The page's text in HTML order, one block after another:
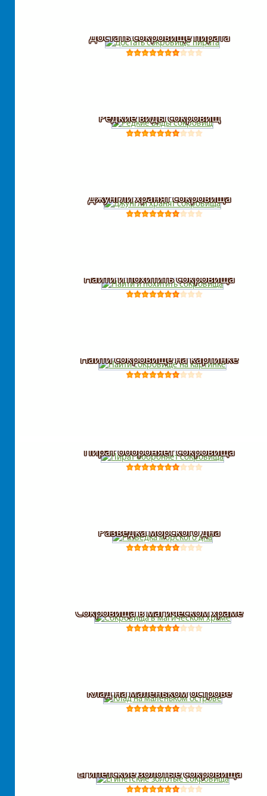
Достать сокровище пирата
Редкие виды сокровищ
Джунгли хранят сокровища
Найти и похитить сокровища
Найти сокровище на картинке
Пират обороняет сокровища
Разведка морского дна
Сокровища в магическом храме
Клад на маленьком острове
Египетские золотые сокровища